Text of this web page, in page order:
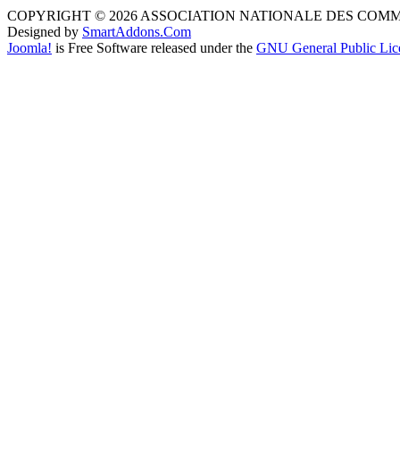
COPYRIGHT © 2026 ASSOCIATION NATIONALE DES
Designed by SmartAddons.Com
Joomla! is Free Software released under the GNU General Public